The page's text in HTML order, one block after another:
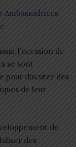
Ambassadrices
l’occasion de
se sont
pour discuter des
de leur
de
des